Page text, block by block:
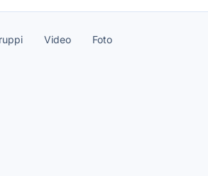
Video Foto